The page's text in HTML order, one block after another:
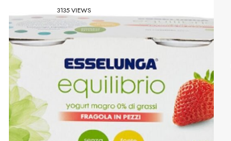
3135 VIEWS